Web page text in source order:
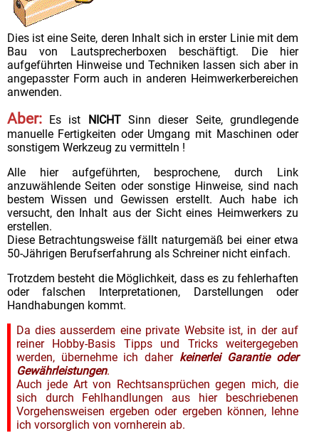
Furnieren
Schleifen
Beizen
Lackieren
Sonstiges
Helferlein
der Holzadler
und ihr 8-Tage Wetter
Dies ist eine Seite, deren Inhalt sich in erster Linie mit dem
Bau von Lautsprecherboxen beschäftigt. Die hier
aufgeführten Hinweise und Techniken lassen sich aber in
angepasster Form auch in anderen Heimwerkerbereichen
anwenden.
Aber:Es ist NICHTSinn dieser Seite, grundlegende
manuelle Fertigkeiten oder Umgang mit Maschinen oder
sonstigem Werkzeug zu vermitteln !
Alle hier aufgeführten, besprochene, durch Link
anzuwählende Seiten oder sonstige Hinweise, sind nach
bestem Wissen und Gewissen erstellt. Auch habe ich
versucht, den Inhalt aus der Sicht eines Heimwerkers zu
erstellen.
Diese Betrachtungsweise fällt naturgemäß bei einer etwa
50-Jährigen Berufserfahrung als Schreiner nicht einfach.
Trotzdem besteht die Möglichkeit, dass es zu fehlerhaften
oder falschen Interpretationen, Darstellungen oder
Handhabungen kommt.
Da dies ausserdem eine private Website ist, in der auf
reiner Hobby-Basis Tipps und Tricks weitergegeben
werden, übernehme ich daher keinerlei Garantie oder
Gewährleistungen.
Auch jede Art von Rechtsansprüchen gegen mich, die
sich durch Fehlhandlungen aus hier beschriebenen
Vorgehensweisen ergeben oder ergeben können, lehne
ich vorsorglich von vornherein ab.